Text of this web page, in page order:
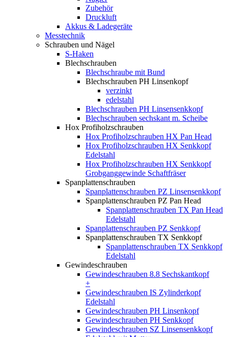
Zubehör
Druckluft
Akkus & Ladegeräte
Messtechnik
Schrauben und Nägel
S-Haken
Blechschrauben
Blechschraube mit Bund
Blechschrauben PH Linsenkopf
verzinkt
edelstahl
Blechschrauben PH Linsensenkkopf
Blechschrauben sechskant m. Scheibe
Hox Profiholzschrauben
Hox Profiholzschrauben HX Pan Head
Hox Profiholzschrauben HX Senkkopf
Edelstahl
Hox Profiholzschrauben HX Senkkopf
Grobganggewinde Schaftfräser
Spanplattenschrauben
Spanplattenschrauben PZ Linsensenkkopf
Spanplattenschrauben PZ Pan Head
Spanplattenschrauben TX Pan Head
Edelstahl
Spanplattenschrauben PZ Senkkopf
Spanplattenschrauben TX Senkkopf
Spanplattenschrauben TX Senkkopf
Edelstahl
Gewindeschrauben
Gewindeschrauben 8.8 Sechskantkopf
+
Gewindeschrauben IS Zylinderkopf
Edelstahl
Gewindeschrauben PH Linsenkopf
Gewindeschrauben PH Senkkopf
Gewindeschrauben SZ Linsensenkkopf